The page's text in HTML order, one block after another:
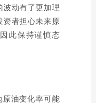
动有了更加理
资者担心未来原
此保持谨慎态
油变化率可能